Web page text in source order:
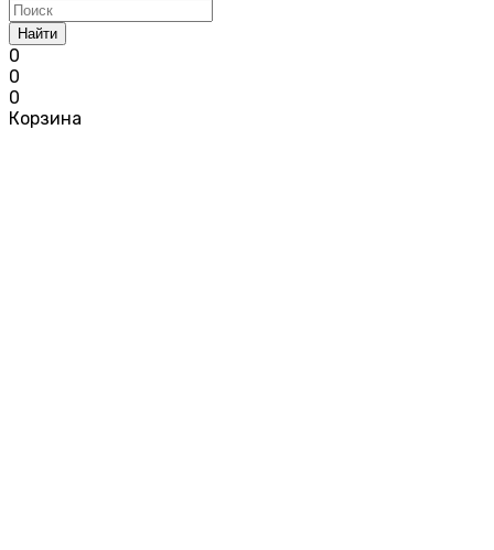
Найти
0
0
0
Корзина